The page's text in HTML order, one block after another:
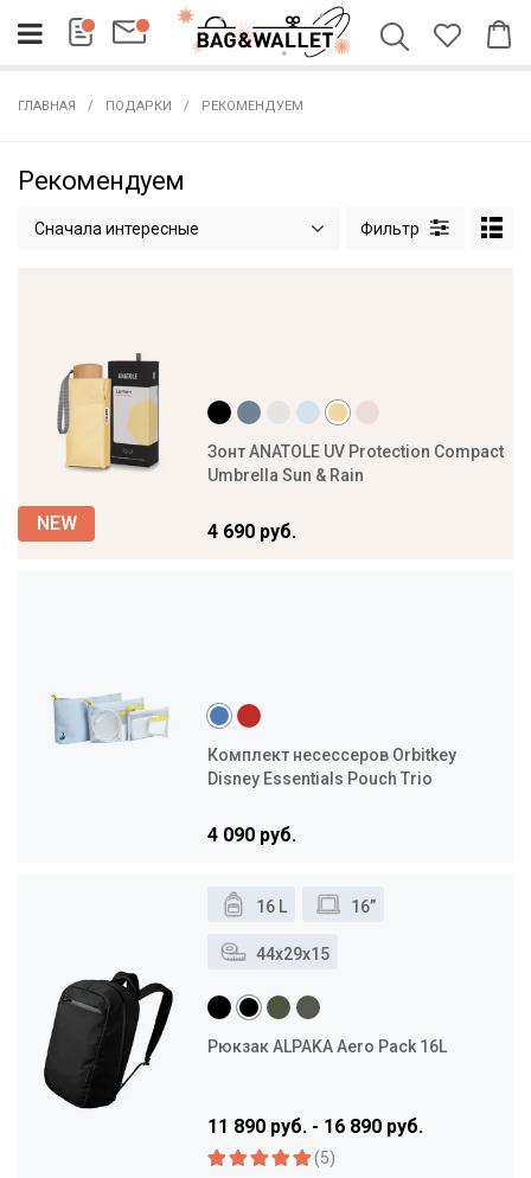
ГЛАВНАЯ ПОДАРКИ РЕКОМЕНДУЕМ
Рекомендуем
Сначала интересные
Зонт ANATOLE UV Protection Compact
Umbrella Sun & Rain
4 690 руб.
Комплект несессеров Orbitkey
Disney Essentials Pouch Trio
4 090 руб.
16 L 16”
44x29x15
Рюкзак ALPAKA Aero Pack 16L
11 890 руб. - 16 890 руб.
(5)